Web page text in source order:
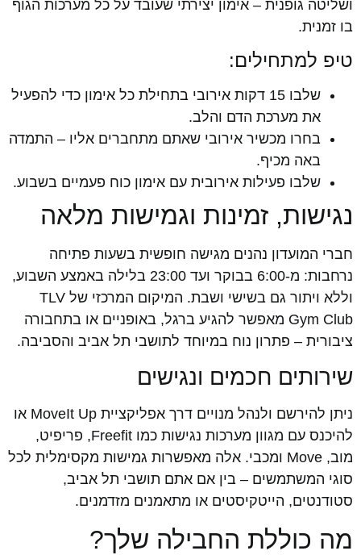
ושליטה גופנית – אימון יצירתי שעובד על כל מערכות הגוף
בו זמנית.
טיפ למתחילים:
שלבו 15 דקות אירובי בתחילת כל אימון כדי להפעיל
את מערכת הדם והלב.
בחרו מכשיר אירובי שאתם מתחברים אליו – התמדה
באה מכיף.
שלבו פעילות אירובית עם אימון כוח פעמיים בשבוע.
נגישות, זמינות וגמישות מלאה
חברי המועדון נהנים מגישה חופשית בשעות פתיחה
נרחבות: מ-6:00 בבוקר ועד 23:00 בלילה באמצע השבוע,
וללא ויתור גם בשישי ושבת. המיקום המרכזי של TLV
Gym Club מאפשר להגיע ברגל, באופניים או בתחבורה
ציבורית – פתרון נוח במיוחד לתושבי תל אביב והסביבה.
שירותים חכמים ונגישים
ניתן להירשם ולנהל מנויים דרך אפליקציית MoveIt Up או
להיכנס עם מגוון מערכות נגישות כמו Freefit, פריפיט,
מוב, Move ומכבי. אלה מאפשרות גמישות מקסימלית לכל
סוגי המשתמשים – בין אם אתם תושבי תל אביב,
סטודנטים, הייטקיסטים או מתאמנים מזדמנים.
מה כוללת החבילה שלך?